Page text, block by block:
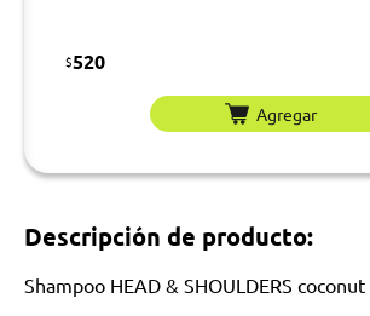
$520
Agregar
Descripción de producto:
Shampoo HEAD & SHOULDERS